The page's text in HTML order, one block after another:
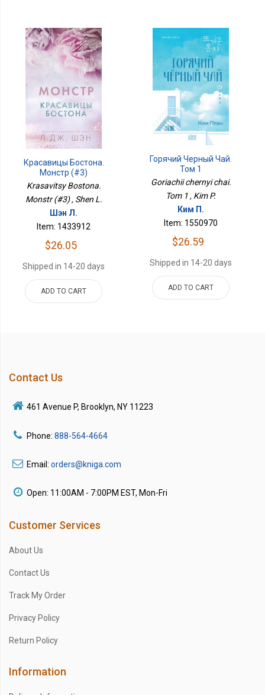
Красавицы Бостона.
Монстр (#3)
Krasavitsy Bostona.
Monstr (#3) , Shen L.
Шэн Л.
Item: 1433912
$26.05
Shipped in 14-20 days
ADD TO CART
Горячий Черный Чай.
Том 1
Goriachii chernyi chai.
Tom 1 , Kim P.
Ким П.
Item: 1550970
$26.59
Shipped in 14-20 days
ADD TO CART
Contact Us
461 Avenue P, Brooklyn, NY 11223
Phone: 888-564-4664
Email: orders@kniga.com
Open: 11:00AM - 7:00PM EST, Mon-Fri
Customer Services
About Us
Contact Us
Track My Order
Privacy Policy
Return Policy
Information